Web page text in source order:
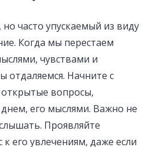
часто упускаемый из виду
Когда мы перестаем
чувствами и
отдаляемся. Начните с
открытые вопросы,
днем, его мыслями. Важно не
Проявляйте
его увлечениям, даже если